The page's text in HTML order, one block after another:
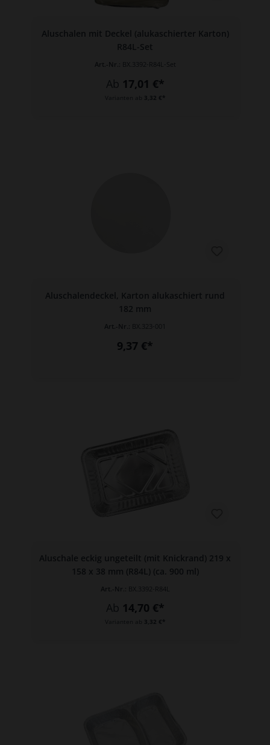
Aluschalen mit Deckel (alukaschierter Karton)
R84L-Set
Art.-Nr.: BX.3392-R84L-Set
Ab 17,01 €*
3,32 €*
Aluschalendeckel, Karton alukaschiert rund
182 mm
Art.-Nr.: BX.323-001
9,37 €*
Aluschale eckig ungeteilt (mit Knickrand) 219 x
158 x 38 mm (R84L) (ca. 900 ml)
Art.-Nr.: BX.3392-R84L
Ab 14,70 €*
3,32 €*